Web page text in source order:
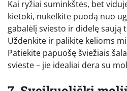
Kai ryžiai suminkštės, bet
kietoki, nukelkite puodą nuo
gabalėlį sviesto ir didelę
Uždenkite ir palikite kelioms
Patiekite papuošę šviežiais
svieste – jie idealiai dera su